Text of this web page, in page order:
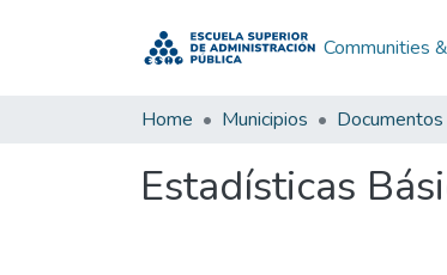
Communities
Home Municipios
Estadísticas